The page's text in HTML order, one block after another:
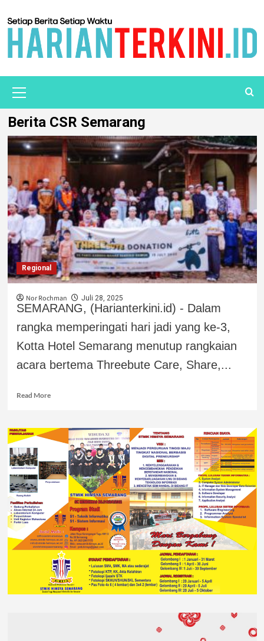
Berita CSR Semarang
Regional
Nor Rochman Juli 28, 2025
SEMARANG, (Harianterkini.id) - Dalam
rangka memperingati hari jadi yang ke-3,
Kotta Hotel Semarang menutup rangkaian
acara bertema Threebute Care, Share,...
Read More